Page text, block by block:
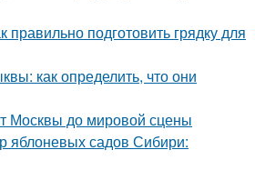
правильно подготовить грядку для
как определить, что они
Москвы до мировой сцены
яблоневых садов Сибири: